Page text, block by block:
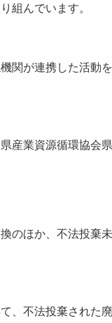
組んでいます。
関が連携した活動
産業資源循環協会
のほか、不法投棄
、不法投棄された